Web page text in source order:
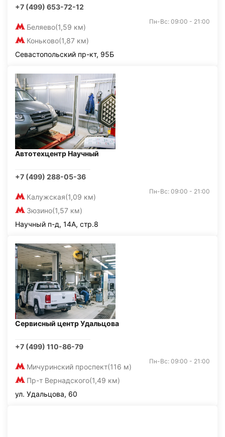
+7 (499) 653-72-12
Беляево(1,59 км)
Коньково(1,87 км)
Пн-Вс: 09:00 - 21:00
Севастопольский пр-кт, 95Б
Автотехцентр Научный
+7 (499) 288-05-36
Калужская(1,09 км)
Зюзино(1,57 км)
Пн-Вс: 09:00 - 21:00
Научный п-д, 14А, стр.8
Сервисный центр Удальцова
+7 (499) 110-86-79
Мичуринский проспект(116 м)
Пр-т Вернадского(1,49 км)
Пн-Вс: 09:00 - 21:00
ул. Удальцова, 60